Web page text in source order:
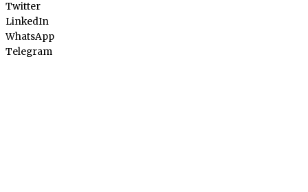
Twitter
LinkedIn
WhatsApp
Telegram